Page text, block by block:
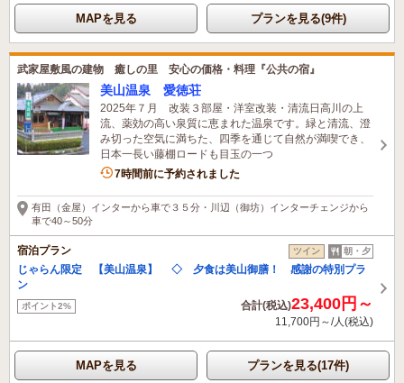
MAPを見る プランを見る(9件)
武家屋敷風の建物 癒しの里 安心の価格・料理『公共の宿』
美山温泉 愛徳荘
2025年７月 改装３部屋・洋室改装・清流日高川の上
流、薬効の高い泉質に恵まれた温泉です。緑と清流、澄
み切った空気に満ちた、四季を通じて自然が満喫でき、
日本一長い藤棚ロードも目玉の一つ
7時間前に予約されました
有田（金屋）インターから車で３５分・川辺（御坊）インターチェンジから
車で40～50分
宿泊プラン ツイン 朝・夕
じゃらん限定 【美山温泉】 ◇ 夕食は美山御膳！ 感謝の特別プラ
ン
ポイント2% 合計(税込)23,400円～
11,700円～/人(税込)
MAPを見る プランを見る(17件)